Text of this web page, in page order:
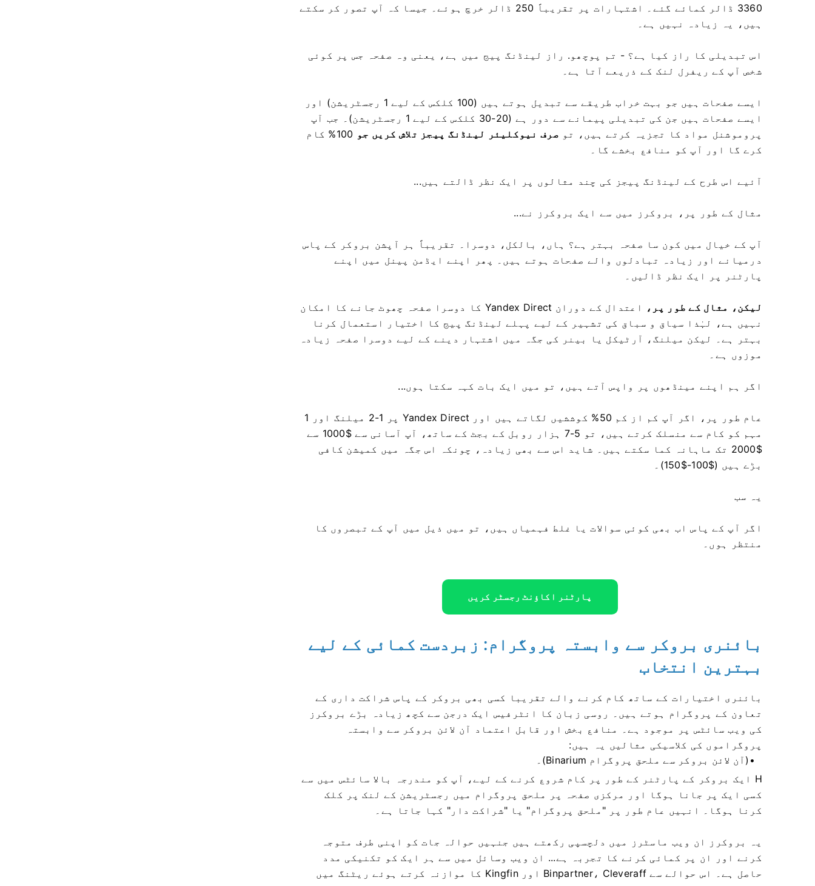
3360 ڈالر کمائے گئے۔ اشتہارات پر تقریباً 250 ڈالر خرچ ہوئے۔ جیسا کہ آپ تصور کر سکتے
ہیں، یہ زیادہ نہیں ہے۔
اس تبدیلی کا راز کیا ہے؟ - تم پوچھو. راز لینڈنگ پیج میں ہے، یعنی وہ صفحہ جس پر کوئی
شخص آپ کے ریفرل لنک کے ذریعے آتا ہے۔
ایسے صفحات ہیں جو بہت خراب طریقے سے تبدیل ہوتے ہیں (100 کلکس کے لیے 1 رجسٹریشن) اور
ایسے صفحات ہیں جن کی تبدیلی پیمانے سے دور ہے (20-30 کلکس کے لیے 1 رجسٹریشن)۔ جب آپ
پروموشنل مواد کا تجزیہ کرتے ہیں، تو صرف نیوکلیئر لینڈنگ پیجز تلاش کریں جو
100% کام
کرے گا اور آپ کو منافع بخشے گا۔
آئیے اس طرح کے لینڈنگ پیجز کی چند مثالوں پر ایک نظر ڈالتے ہیں...
مثال کے طور پر، بروکرز میں سے ایک بروکرز نے...
آپ کے خیال میں کون سا صفحہ بہتر ہے؟ ہاں، بالکل، دوسرا۔ تقریباً ہر آپشن بروکر کے پاس
درمیانے اور زیادہ تبادلوں والے صفحات ہوتے ہیں۔ پھر اپنے ایڈمن پینل میں اپنے
پارٹنر پر ایک نظر ڈالیں۔
لیکن، مثال کے طور پر،
اعتدال کے دوران Yandex Direct کا دوسرا صفحہ چھوٹ جانے کا امکان
نہیں ہے، لہٰذا سیاق و سباق کی تشہیر کے لیے پہلے لینڈنگ پیج کا اختیار استعمال کرنا
بہتر ہے۔ لیکن میلنگ، آرٹیکل یا بینر کی جگہ میں اشتہار دینے کے لیے دوسرا صفحہ زیادہ
موزوں ہے۔
اگر ہم اپنے مینڈھوں پر واپس آتے ہیں، تو میں ایک بات کہہ سکتا ہوں...
عام طور پر، اگر آپ کم از کم 50% کوششیں لگاتے ہیں اور Yandex Direct پر 1-2 میلنگ اور 1
مہم کو کام سے منسلک کرتے ہیں، تو 5-7 ہزار روبل کے بجٹ کے ساتھ، آپ آسانی سے $1000 سے
$2000 تک ماہانہ کما سکتے ہیں۔ شاید اس سے بھی زیادہ، چونکہ اس جگہ میں کمیشن کافی
بڑے ہیں ($100-$150)۔
یہ سب
اگر آپ کے پاس اب بھی کوئی سوالات یا غلط فہمیاں ہیں، تو میں ذیل میں آپ کے تبصروں کا
منتظر ہوں۔
پارٹنر اکاؤنٹ رجسٹر کریں
بائنری بروکر سے وابستہ پروگرام: زبردست کمائی کے لیے
بہترین انتخاب
بائنری اختیارات کے ساتھ کام کرنے والے تقریبا کسی بھی بروکر کے پاس شراکت داری کے
تعاون کے پروگرام ہوتے ہیں۔ روسی زبان کا انٹرفیس ایک درجن سے کچھ زیادہ بڑے بروکرز
کی ویب سائٹس پر موجود ہے۔ منافع بخش اور قابل اعتماد آن لائن بروکر سے وابستہ
پروگراموں کی کلاسیکی مثالیں یہ ہیں:
(آن لائن بروکر سے ملحق پروگرام Binarium)۔
H ایک بروکر کے پارٹنر کے طور پر کام شروع کرنے کے لیے، آپ کو مندرجہ بالا سائٹس میں سے
کسی ایک پر جانا ہوگا اور مرکزی صفحہ پر ملحق پروگرام میں رجسٹریشن کے لنک پر کلک
کرنا ہوگا۔ انہیں عام طور پر "ملحق پروگرام" یا "شراکت دار" کہا جاتا ہے۔
یہ بروکرز ان ویب ماسٹرز میں دلچسپی رکھتے ہیں جنہیں حوالہ جات کو اپنی طرف متوجہ
کرنے اور ان پر کمائی کرنے کا تجربہ ہے... ان ویب وسائل میں سے ہر ایک کو تکنیکی مدد
حاصل ہے۔ اس حوالے سے Binpartner، Сleveraff اور Kingfin کا ​​موازنہ کرتے ہوئے ریٹنگ میں